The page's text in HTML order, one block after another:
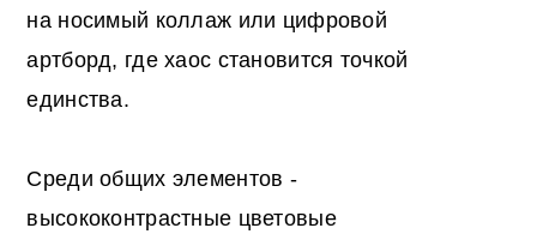
на носимый коллаж или цифровой
артборд, где хаос становится точкой
единства.
Среди общих элементов -
высококонтрастные цветовые